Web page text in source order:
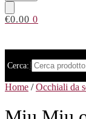
€0.00 0
HOME
Cerca:
Home /Occhiali da